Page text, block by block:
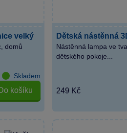
velký
domů
Skladem
Do košíku
Dětská nástěnná
Nástěnná lampa ve
dětského pokoje...
249 Kč